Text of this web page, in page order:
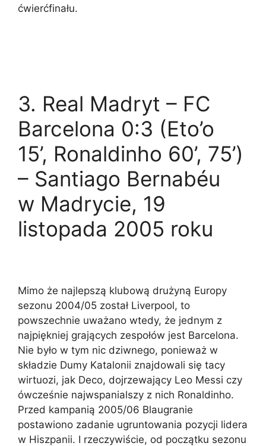
ćwierćfinału.
3. Real Madryt – FC
Barcelona 0:3 (Eto’o
15’, Ronaldinho 60’, 75’)
– Santiago Bernabéu
w Madrycie, 19
listopada 2005 roku
Mimo że najlepszą klubową drużyną Europy
sezonu 2004/05 został Liverpool, to
powszechnie uważano wtedy, że jednym z
najpiękniej grających zespołów jest Barcelona.
Nie było w tym nic dziwnego, ponieważ w
składzie Dumy Katalonii znajdowali się tacy
wirtuozi, jak Deco, dojrzewający Leo Messi czy
ówcześnie najwspanialszy z nich Ronaldinho.
Przed kampanią 2005/06 Blaugranie
postawiono zadanie ugruntowania pozycji lidera
w Hiszpanii. I rzeczywiście, od początku sezonu